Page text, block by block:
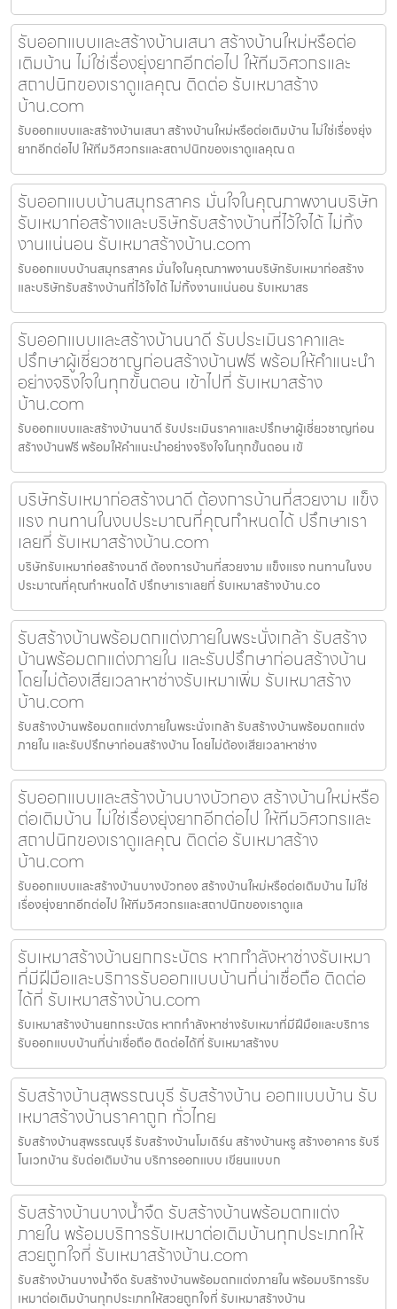
รับออกแบบและสร้างบ้านเสนา สร้างบ้านใหม่หรือต่อ
เติมบ้าน ไม่ใช่เรื่องยุ่งยากอีกต่อไป ให้ทีมวิศวกรและ
สถาปนิกของเราดูแลคุณ ติดต่อ รับเหมาสร้าง
บ้าน.com
รับออกแบบและสร้างบ้านเสนา สร้างบ้านใหม่หรือต่อเติมบ้าน ไม่ใช่เรื่องยุ่ง
ยากอีกต่อไป ให้ทีมวิศวกรและสถาปนิกของเราดูแลคุณ ต
รับออกแบบบ้านสมุทรสาคร มั่นใจในคุณภาพงานบริษัท
รับเหมาก่อสร้างและบริษัทรับสร้างบ้านที่ไว้ใจได้ ไม่ทิ้ง
งานแน่นอน รับเหมาสร้างบ้าน.com
รับออกแบบบ้านสมุทรสาคร มั่นใจในคุณภาพงานบริษัทรับเหมาก่อสร้าง
และบริษัทรับสร้างบ้านที่ไว้ใจได้ ไม่ทิ้งงานแน่นอน รับเหมาสร
รับออกแบบและสร้างบ้านนาดี รับประเมินราคาและ
ปรึกษาผู้เชี่ยวชาญก่อนสร้างบ้านฟรี พร้อมให้คำแนะนำ
อย่างจริงใจในทุกขั้นตอน เข้าไปที่ รับเหมาสร้าง
บ้าน.com
รับออกแบบและสร้างบ้านนาดี รับประเมินราคาและปรึกษาผู้เชี่ยวชาญก่อน
สร้างบ้านฟรี พร้อมให้คำแนะนำอย่างจริงใจในทุกขั้นตอน เข้
บริษัทรับเหมาก่อสร้างนาดี ต้องการบ้านที่สวยงาม แข็ง
แรง ทนทานในงบประมาณที่คุณกำหนดได้ ปรึกษาเรา
เลยที่ รับเหมาสร้างบ้าน.com
บริษัทรับเหมาก่อสร้างนาดี ต้องการบ้านที่สวยงาม แข็งแรง ทนทานในงบ
ประมาณที่คุณกำหนดได้ ปรึกษาเราเลยที่ รับเหมาสร้างบ้าน.co
รับสร้างบ้านพร้อมตกแต่งภายในพระนั่งเกล้า รับสร้าง
บ้านพร้อมตกแต่งภายใน และรับปรึกษาก่อนสร้างบ้าน
โดยไม่ต้องเสียเวลาหาช่างรับเหมาเพิ่ม รับเหมาสร้าง
บ้าน.com
รับสร้างบ้านพร้อมตกแต่งภายในพระนั่งเกล้า รับสร้างบ้านพร้อมตกแต่ง
ภายใน และรับปรึกษาก่อนสร้างบ้าน โดยไม่ต้องเสียเวลาหาช่าง
รับออกแบบและสร้างบ้านบางบัวทอง สร้างบ้านใหม่หรือ
ต่อเติมบ้าน ไม่ใช่เรื่องยุ่งยากอีกต่อไป ให้ทีมวิศวกรและ
สถาปนิกของเราดูแลคุณ ติดต่อ รับเหมาสร้าง
บ้าน.com
รับออกแบบและสร้างบ้านบางบัวทอง สร้างบ้านใหม่หรือต่อเติมบ้าน ไม่ใช่
เรื่องยุ่งยากอีกต่อไป ให้ทีมวิศวกรและสถาปนิกของเราดูแล
รับเหมาสร้างบ้านยกกระบัตร หากกำลังหาช่างรับเหมา
ที่มีฝีมือและบริการรับออกแบบบ้านที่น่าเชื่อถือ ติดต่อ
ได้ที่ รับเหมาสร้างบ้าน.com
รับเหมาสร้างบ้านยกกระบัตร หากกำลังหาช่างรับเหมาที่มีฝีมือและบริการ
รับออกแบบบ้านที่น่าเชื่อถือ ติดต่อได้ที่ รับเหมาสร้างบ
รับสร้างบ้านสุพรรณบุรี รับสร้างบ้าน ออกแบบบ้าน รับ
เหมาสร้างบ้านราคาถูก ทั่วไทย
รับสร้างบ้านสุพรรณบุรี รับสร้างบ้านโมเดิร์น สร้างบ้านหรู สร้างอาคาร รับรี
โนเวทบ้าน รับต่อเติมบ้าน บริการออกแบบ เขียนแบบก
รับสร้างบ้านบางน้ำจืด รับสร้างบ้านพร้อมตกแต่ง
ภายใน พร้อมบริการรับเหมาต่อเติมบ้านทุกประเภทให้
สวยถูกใจที่ รับเหมาสร้างบ้าน.com
รับสร้างบ้านบางน้ำจืด รับสร้างบ้านพร้อมตกแต่งภายใน พร้อมบริการรับ
เหมาต่อเติมบ้านทุกประเภทให้สวยถูกใจที่ รับเหมาสร้างบ้าน